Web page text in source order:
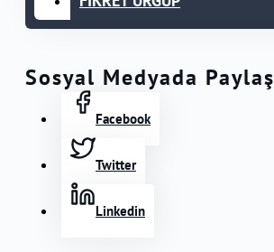
Sosyal Medyada Paylaş
Facebook
Twitter
Linkedin